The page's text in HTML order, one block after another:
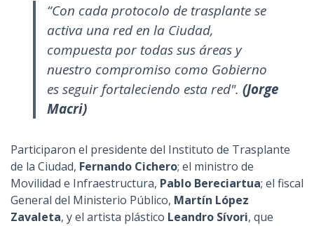
“Con cada protocolo de trasplante se
activa una red en la Ciudad,
compuesta por todas sus áreas y
nuestro compromiso como Gobierno
es seguir fortaleciendo esta red". (Jorge
Macri)
Participaron el presidente del Instituto de Trasplante
de la Ciudad, Fernando Cichero; el ministro de
Movilidad e Infraestructura, Pablo Bereciartua; el fiscal
General del Ministerio Público, Martín López
Zavaleta, y el artista plástico Leandro Sívori, que